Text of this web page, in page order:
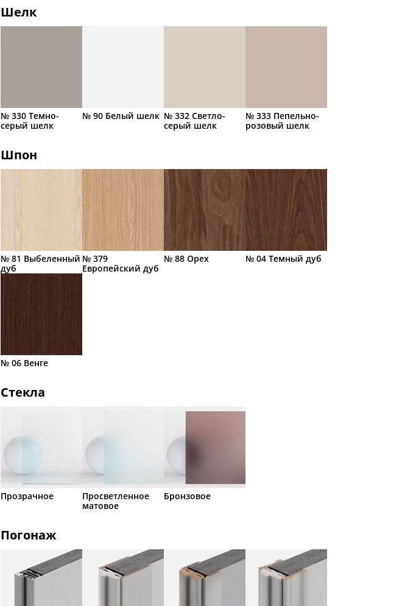
Шелк
№ 330 Темно-
серый шелк
№ 90 Белый шелк № 332 Светло-
серый шелк
№ 333 Пепельно-
розовый шелк
Шпон
№ 81 Выбеленный
дуб
№ 379
Европейский дуб
№ 88 Орех № 04 Темный дуб
№ 06 Венге
Стекла
Прозрачное
Просветленное
матовое
Бронзовое
Погонаж